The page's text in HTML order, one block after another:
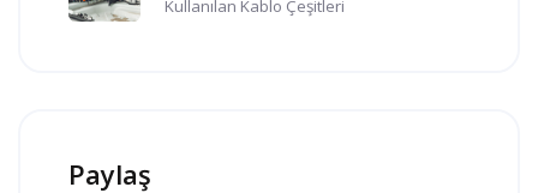
Kullanılan Kablo Çeşitleri
Paylaş